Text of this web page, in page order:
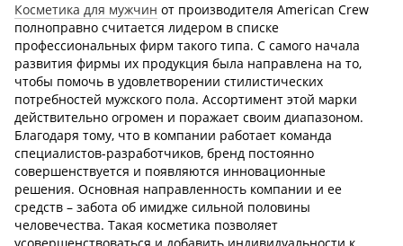
Косметика для мужчин от производителя American Crew
полноправно считается лидером в списке
профессиональных фирм такого типа. С самого начала
развития фирмы их продукция была направлена на то,
чтобы помочь в удовлетворении стилистических
потребностей мужского пола. Ассортимент этой марки
действительно огромен и поражает своим диапазоном.
Благодаря тому, что в компании работает команда
специалистов-разработчиков, бренд постоянно
совершенствуется и появляются инновационные
решения. Основная направленность компании и ее
средств – забота об имидже сильной половины
человечества. Такая косметика позволяет